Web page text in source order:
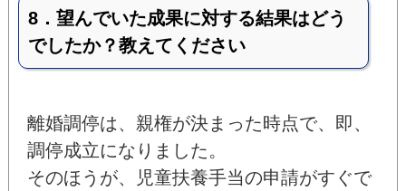
8．望んでいた成果に対する結果はどう
でしたか？教えてください
離婚調停は、親権が決まった時点で、即、
調停成立になりました。
そのほうが、児童扶養手当の申請がすぐで